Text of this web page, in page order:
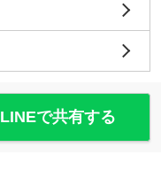
LINEで共有する